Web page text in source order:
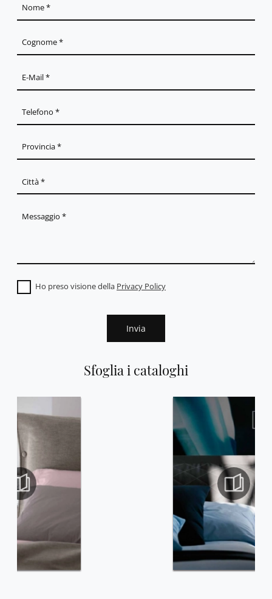
Sfoglia i cataloghi
Ho preso visione della Privacy Policy
Invia